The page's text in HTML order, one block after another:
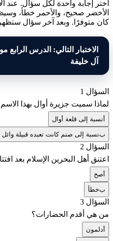
اختر إجابة واحدة لكل سؤال. عند
الأخضر صحيح، والأحمر خطأ،
كان متوفرًا. وبعد آخر سؤال ستظهر
الاختبار التالي: الدرس
آل خليفة
السؤال 1
لماذا سميت جزيرة أوال بهذا
نسبة إلى قلعة أوال
بنسبة إلى صنم كانت تعبده قبيلة وائل
السؤال 2
اعتنق أهل البحرين الإسلام بعد
صح
بخطأ
السؤال 3
من هي أقدم الحضارات؟
دلمون